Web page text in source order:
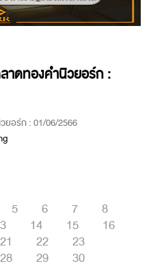
าดทองคำนิวยอร์ก :
ยอร์ก : 01/06/2566
5 6 7
8
14 15
16
21 22
23
28 29
30